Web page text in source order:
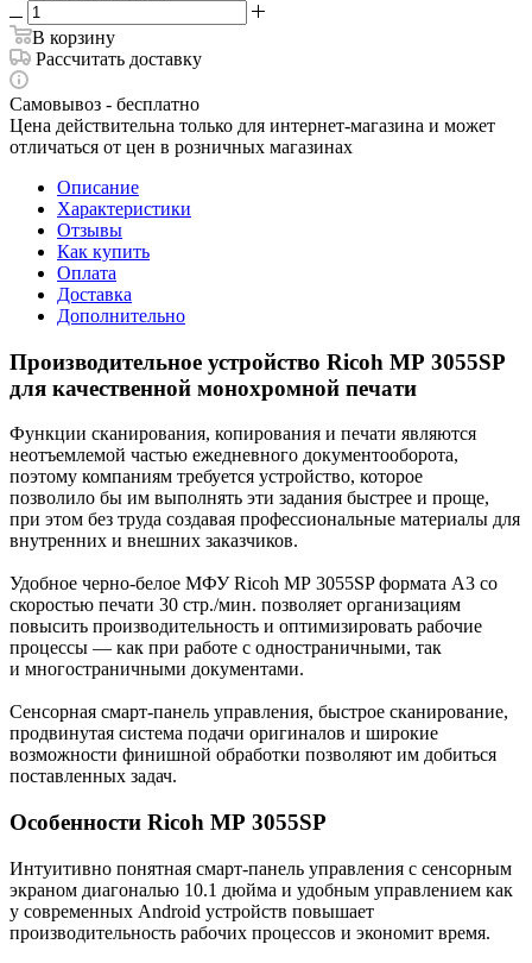
В корзину
Рассчитать доставку
Самовывоз - бесплатно
Цена действительна только для интернет-магазина и может
отличаться от цен в розничных магазинах
Описание
Характеристики
Отзывы
Как купить
Оплата
Доставка
Дополнительно
Производительное устройство Ricoh MP 3055SP
для качественной монохромной печати
Функции сканирования, копирования и печати являются
неотъемлемой частью ежедневного документооборота,
поэтому компаниям требуется устройство, которое
позволило бы им выполнять эти задания быстрее и проще,
при этом без труда создавая профессиональные материалы для
внутренних и внешних заказчиков.
Удобное черно-белое МФУ Ricoh MP 3055SP формата A3 со
скоростью печати 30 стр./мин. позволяет организациям
повысить производительность и оптимизировать рабочие
процессы — как при работе с одностраничными, так
и многостраничными документами.
Сенсорная смарт-панель управления, быстрое сканирование,
продвинутая система подачи оригиналов и широкие
возможности финишной обработки позволяют им добиться
поставленных задач.
Особенности Ricoh MP 3055SP
Интуитивно понятная смарт-панель управления с сенсорным
экраном диагональю 10.1 дюйма и удобным управлением как
у современных Android устройств повышает
производительность рабочих процессов и экономит время.